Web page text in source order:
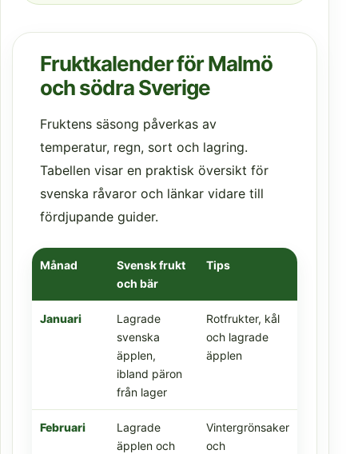
Fruktkalender för Malmö
och södra Sverige
Fruktens säsong påverkas av
temperatur, regn, sort och lagring.
Tabellen visar en praktisk översikt för
svenska råvaror och länkar vidare till
fördjupande guider.
Månad
Svensk frukt
och bär
Tips
Januari
Lagrade
svenska
äpplen,
ibland päron
från lager
Rotfrukter, kål
och lagrade
äpplen
Februari
Lagrade
äpplen och
Vintergrönsaker
och